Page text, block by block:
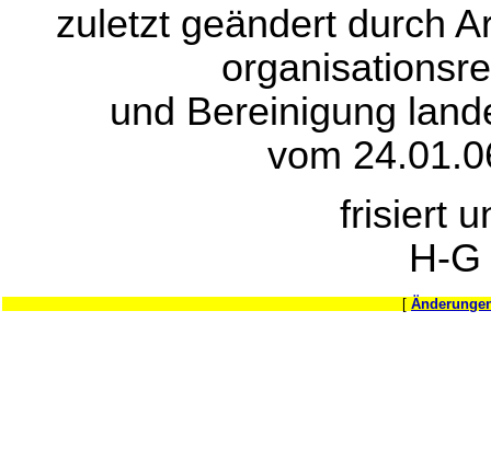
zuletzt geändert durch
und Bereinigung
vom
frisiert
H-
[